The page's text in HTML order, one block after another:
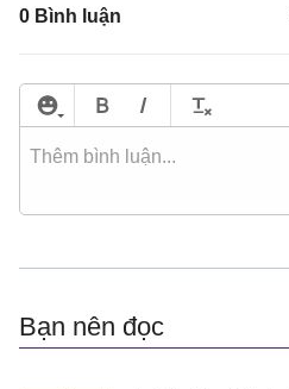
0 Bình luận
Bạn nên đọc